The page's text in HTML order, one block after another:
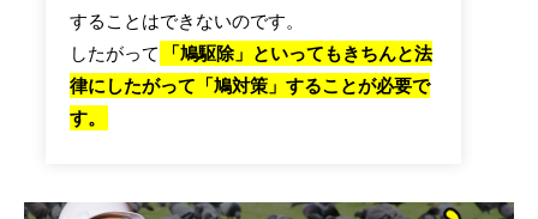
することはできないのです。
したがって
「鳩駆除」といってもきちんと法
律にしたがって「鳩対策」することが必要で
す。